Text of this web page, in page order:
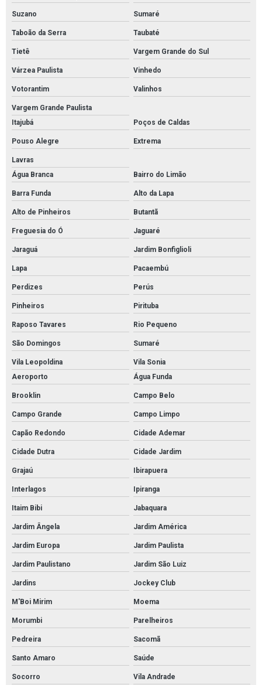
Pintura de piso industrial em sp
Serviço de pintura de piso industrial
Serviço de pintura de piso industrial em sp
Pintura epoxi para piso industrial em são paulo
Pintura epoxi para piso industrial em sp
Empresa de pintura epoxi para piso industrial
Serviço de pintura epoxi para piso industrial
Empresa de pintura epóxi industrial em são paulo
Empresa de pintura epóxi industrial em sp
Empresa que faz pintura epóxi autonivelante
Empresa que faz pintura epóxi autonivelante em sp
Serviço de pintura epóxi autonivelante
Serviço de pintura epóxi autonivelante em sp
Pintura epóxi autonivelante em são paulo
Empresa de pintura epóxi autonivelante em são paulo
Pintura de poliuretano autonivelante em sp
Pintura de poliuretano autonivelante em são paulo
Empresa de pintura de poliuretano autonivelante
Serviço de pintura de poliuretano autonivelante
Pintura com tinta pu em sp
Pintura com tinta pu em são paulo
Pintura com tinta poliuretano em sp
Pintura com tinta poliuretano em são paulo
Serviço de pintura com tinta de poliuretano
Serviço de pintura com tinta pu
Pintura poliuretano em sp
Pintura poliuretano em são paulo
Serviço de pintura epóxi em são paulo
Serviço de pintura epóxi em sp
Pintura de garagem com epóxi em sp
Pintura de garagem com epóxi em são paulo
Suzano Sumaré
Taboão da Serra Taubaté
Tietê Vargem Grande do Sul
Várzea Paulista Vinhedo
Votorantim Valinhos
Vargem Grande Paulista
Itajubá
Poços de Caldas
Pouso Alegre Extrema
Lavras
Água Branca
Bairro do Limão
Barra Funda Alto da Lapa
Alto de Pinheiros Butantã
Freguesia do Ó Jaguaré
Jaraguá Jardim Bonfiglioli
Lapa Pacaembú
Perdizes Perús
Pinheiros Pirituba
Raposo Tavares Rio Pequeno
São Domingos Sumaré
Vila Leopoldina
Vila Sonia
Aeroporto
Água Funda
Brooklin Campo Belo
Campo Grande Campo Limpo
Capão Redondo Cidade Ademar
Cidade Dutra Cidade Jardim
Grajaú Ibirapuera
Interlagos Ipiranga
Itaim Bibi Jabaquara
Jardim Ângela Jardim América
Jardim Europa Jardim Paulista
Jardim Paulistano Jardim São Luiz
Jardins Jockey Club
M'Boi Mirim Moema
Morumbi Parelheiros
Pedreira Sacomã
Santo Amaro Saúde
Socorro Vila Andrade